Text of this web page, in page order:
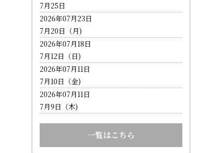
7月25日
2026年07月23日
7月20日（月)
2026年07月18日
7月12日（日)
2026年07月11日
7月10日（金)
2026年07月11日
7月9日（木)
一覧はこちら